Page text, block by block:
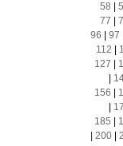
58
77
96
97
112
127
156
185
200|